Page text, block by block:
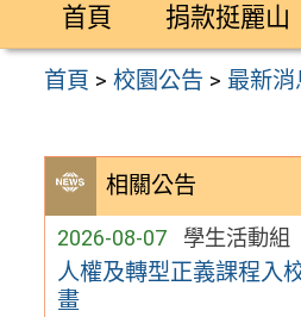
區
首頁 捐款挺麗山
首頁 >校園公告 > 最新消
相關公告
2026-08-07 學生活動組
人權及轉型正義課程入
畫